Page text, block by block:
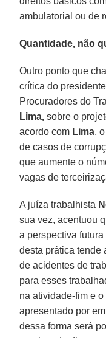
ambulatorial ou de
Quantidade, não
Outro ponto que
crítica do
Procuradores do
Lima, sobre o
acordo com Lima,
de casos de
que aumente o
vagas de
A juíza trabalhista
sua vez, acentuou
a perspectiva
desta prática tende
de acidentes de
para esses
na atividade-fim e
apresentado por
dessa forma será